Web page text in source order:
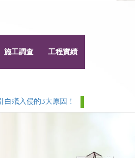
施工調查 工程實績
侵的3大原因！ 白蟻 > 除白蟻白蟻